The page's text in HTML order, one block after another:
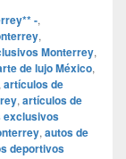
-,
,
Monterrey,
de lujo México,
artículos de
, artículos de
exclusivos
, autos de
deportivos